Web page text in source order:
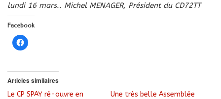
lundi 16 mars.. Michel MENAGER, Président du CD72TT
Facebook
Cliquez
pour
dans
une
nouvelle
fenêtre)
Articles similaires
Le CP SPAY ré-ouvre en
Une très belle Assemblée